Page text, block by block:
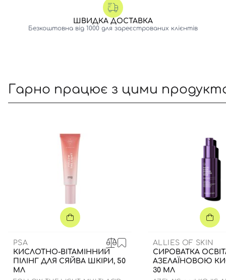
ШВИДКА ДОСТАВКА
Безкоштовна від 1000 для зареєстрованих клієнтів
Гарно працює з цими
PSA
КИСЛОТНО-ВІТАМІННИЙ
ПІЛІНГ ДЛЯ СЯЙВА ШКІРИ, 50
МЛ
ALLIES OF SKIN
СИРОВАТКА
АЗЕЛАЇНОВОЮ
30 МЛ